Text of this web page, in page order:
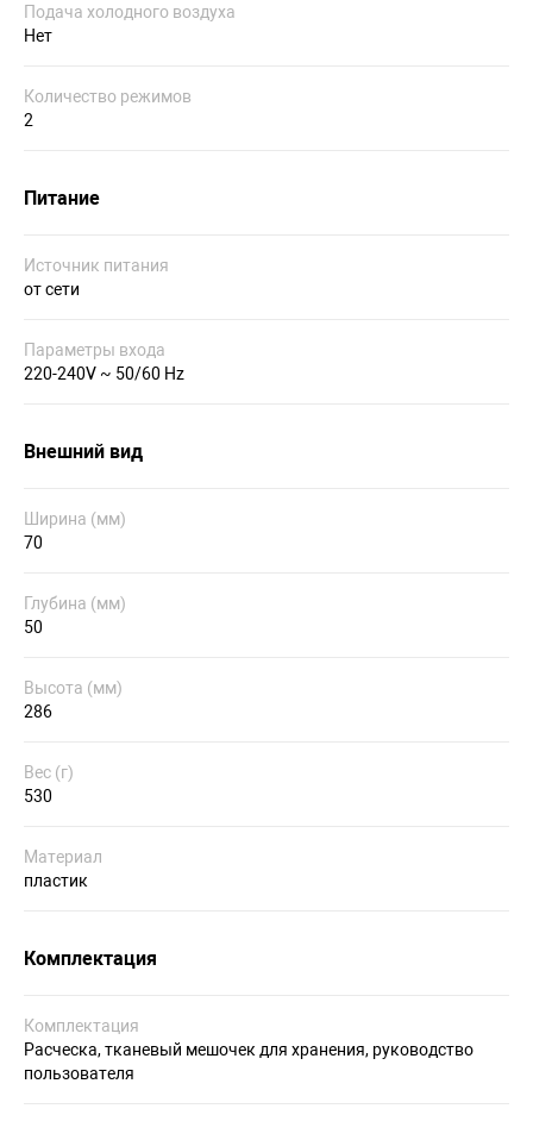
Подача холодного воздуха
Нет
Количество режимов
2
Питание
Источник питания
от сети
Параметры входа
220-240V ~ 50/60 Hz
Внешний вид
Ширина (мм)
70
Глубина (мм)
50
Высота (мм)
286
Вес (г)
530
Материал
пластик
Комплектация
Комплектация
Расческа, тканевый мешочек для хранения, руководство
пользователя